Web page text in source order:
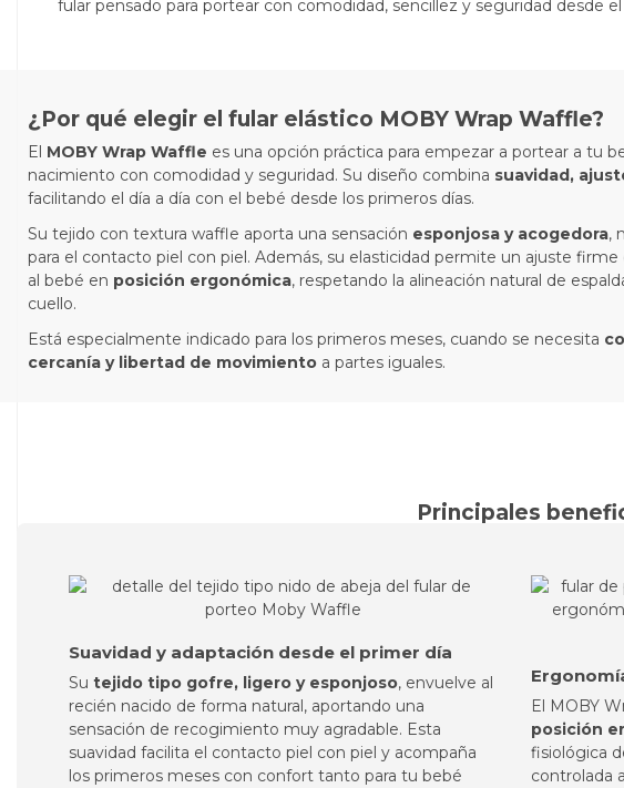
fular pensado para portear con comodidad, sencillez y seguridad desde el
¿Por qué elegir el fular elástico MOBY Wrap Waffle?
El MOBY Wrap Waffle es una opción práctica para empezar a portear a tu
nacimiento con comodidad y seguridad. Su diseño combina suavidad,
facilitando el día a día con el bebé desde los primeros días.
Su tejido con textura waffle aporta una sensación esponjosa y acogedora,
para el contacto piel con piel. Además, su elasticidad permite un ajuste
al bebé en posición ergonómica, respetando la alineación natural de
cuello.
Está especialmente indicado para los primeros meses, cuando se necesita
cercanía y libertad de movimiento a partes iguales.
Principales
Suavidad y adaptación desde el primer día
Su tejido tipo gofre, ligero y esponjoso, envuelve al
recién nacido de forma natural, aportando una
sensación de recogimiento muy agradable. Esta
suavidad facilita el contacto piel con piel y acompaña
los primeros meses con confort tanto para tu bebé
El MOBY
posición
fisiológica
controlada